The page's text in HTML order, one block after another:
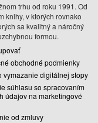
trhu od roku 1991. Od
knihy, v ktorých rovnako
sa kvalitný a náročný
formou.
obchodné podmienky
vymazanie digitálnej stopy
súhlasu so spracovaním
údajov na marketingové
od zmluvy